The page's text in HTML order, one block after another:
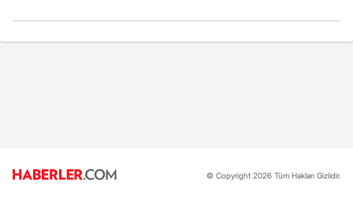
© Copyright 2026 Tüm Hakları Gizlidir.